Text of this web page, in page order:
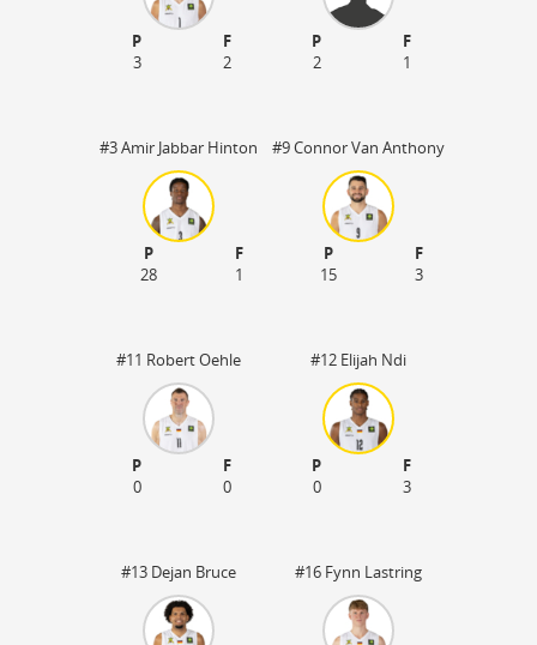
P
F
3
2
P
F
2
1
#3 Amir Jabbar Hinton
P
F
28
1
#9 Connor Van Anthony
P
F
15
3
#11 Robert Oehle
P
F
0
0
#12 Elijah Ndi
P
F
0
3
#13 Dejan Bruce #16 Fynn Lastring